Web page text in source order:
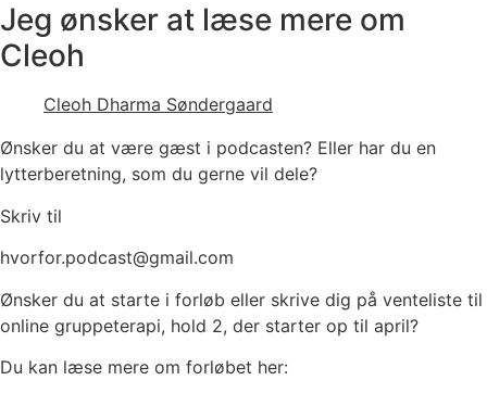
Jeg ønsker at læse mere om
Cleoh
Cleoh Dharma Søndergaard
Ønsker du at være gæst i podcasten? Eller har du en
lytterberetning, som du gerne vil dele?
Skriv til
hvorfor.podcast@gmail.com
Ønsker du at starte i forløb eller skrive dig på venteliste til
online gruppeterapi, hold 2, der starter op til april?
Du kan læse mere om forløbet her: